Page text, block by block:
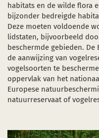
habitats en de wilde flora
bijzonder bedreigde
Deze moeten voldoende
lidstaten, bijvoorbeeld
beschermde gebieden.
de aanwijzing van
vogelsoorten te
oppervlak van het
Europese
natuurreservaat of